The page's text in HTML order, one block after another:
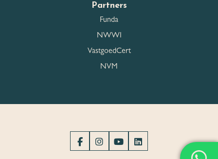
Partners
Funda
NWWI
VastgoedCert
NVM